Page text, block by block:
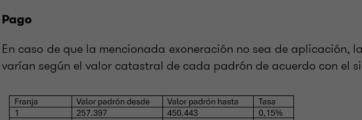
Pago
En caso de que la mencionada exoneración no sea de aplicación,
varían según el valor catastral de cada padrón de acuerdo con el